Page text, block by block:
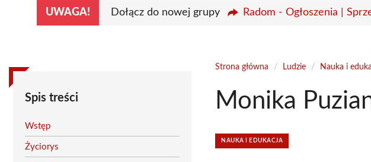
UWAGA! Dołącz do nowej grupy Radom - Ogłoszenia |
Spis treści
Wstęp
Życiorys
Strona główna / Ludzie / Nauka i
Monika
NAUKA I EDUKACJA